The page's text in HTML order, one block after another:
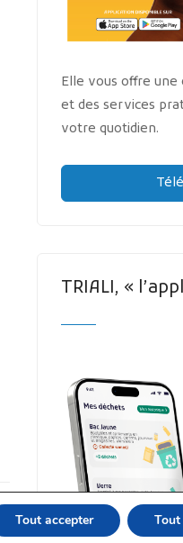
Elle vous offre
et des services
votre quotidien.
TRIALI, «
Tout accepter